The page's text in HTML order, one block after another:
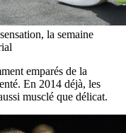
la semaine
emparés de la
En 2014 déjà, les
musclé que délicat.